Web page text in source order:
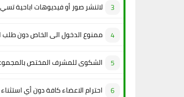
لاتنشر صور أو فيديوهات اباحية
ممنوع الدخول الى الخاص دون طلب
الشكوى للمشرف المختص
احترام الاعضاء كافة دون أي استثناء